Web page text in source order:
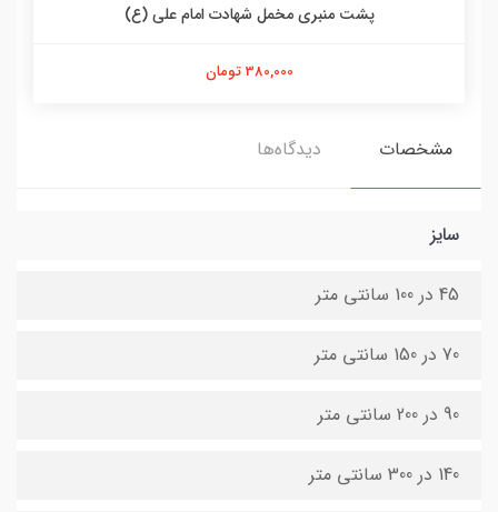
پشت منبری مخمل شهادت امام علی (ع)
380,000 تومان
مشخصات دیدگاه‌ها
سایز
45 در 100 سانتی متر
70 در 150 سانتی متر
90 در 200 سانتی متر
140 در 300 سانتی متر